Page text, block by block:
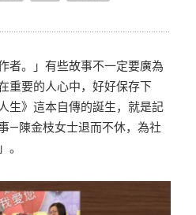
者。」有些故事不一定要廣為
重要的人心中，好好保存下
生》這本自傳的誕生，就是記
—陳金枝女士退而不休，為社
。